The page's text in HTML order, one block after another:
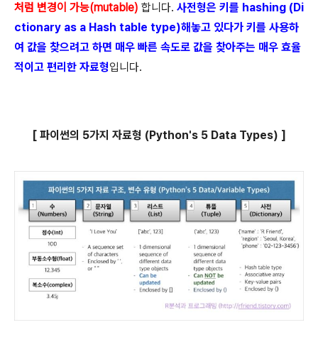
처럼 변경이 가능(mutable) 합니다. 사전형은 키를 hashing (Di
ctionary as a Hash table type)해놓고 있다가 키를 사용하
여 값을 찾으려고 하면 매우 빠른 속도로 값을 찾아주는 매우 효율
적이고 편리한 자료형입니다.
[ 파이썬의 5가지 자료형 (Python's 5 Data Types) ]